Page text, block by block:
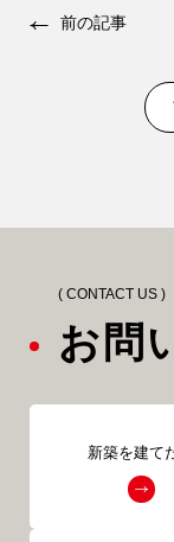
前の記事
( CONTACT US )
お問
新築を建て